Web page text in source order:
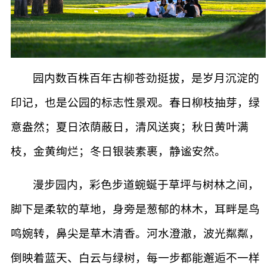
园内数百株百年古柳苍劲挺拔，是岁月沉淀的
印记，也是公园的标志性景观。春日柳枝抽芽，绿
意盎然；夏日浓荫蔽日，清风送爽；秋日黄叶满
枝，金黄绚烂；冬日银装素裹，静谧安然。
漫步园内，彩色步道蜿蜒于草坪与树林之间，
脚下是柔软的草地，身旁是葱郁的林木，耳畔是鸟
鸣婉转，鼻尖是草木清香。河水澄澈，波光粼粼，
倒映着蓝天、白云与绿树，每一步都能邂逅不一样